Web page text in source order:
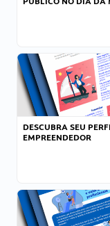
DESCUBRA SEU
EMPREENDEDOR